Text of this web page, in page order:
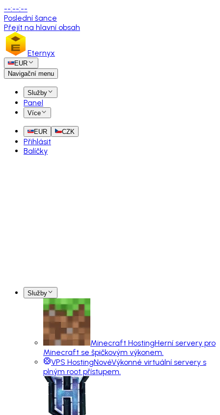
--:--:--
Poslední šance
Přejít na hlavní obsah
Eternyx
EUR
Navigační menu
Služby
Panel
Více
EUR CZK
Přihlásit
Balíčky
Služby
Minecraft HostingHerní servery pro
Minecraft se špičkovým výkonem.
VPS HostingNovéVýkonné virtuální servery s
plným root přístupem.